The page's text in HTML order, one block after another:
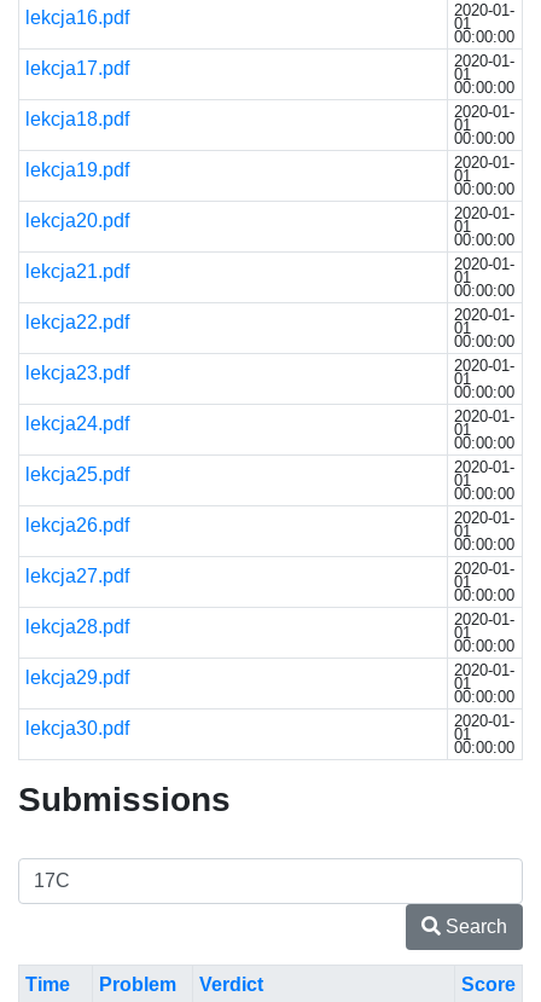
lekcja16.pdf 2020-01-
01
00:00:00
lekcja17.pdf 2020-01-
01
00:00:00
lekcja18.pdf 2020-01-
01
00:00:00
lekcja19.pdf 2020-01-
01
00:00:00
lekcja20.pdf 2020-01-
01
00:00:00
lekcja21.pdf 2020-01-
01
00:00:00
lekcja22.pdf 2020-01-
01
00:00:00
lekcja23.pdf 2020-01-
01
00:00:00
lekcja24.pdf 2020-01-
01
00:00:00
lekcja25.pdf 2020-01-
01
00:00:00
lekcja26.pdf 2020-01-
01
00:00:00
lekcja27.pdf 2020-01-
01
00:00:00
lekcja28.pdf 2020-01-
01
00:00:00
lekcja29.pdf 2020-01-
01
00:00:00
lekcja30.pdf 2020-01-
01
00:00:00
Submissions
Search
Time Problem Verdict Score